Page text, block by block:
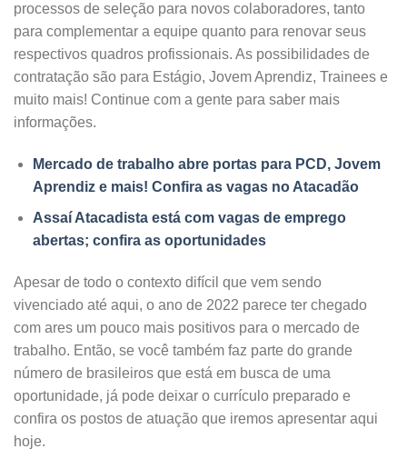
processos de seleção para novos colaboradores, tanto
para complementar a equipe quanto para renovar seus
respectivos quadros profissionais. As possibilidades de
contratação são para Estágio, Jovem Aprendiz, Trainees e
muito mais! Continue com a gente para saber mais
informações.
Mercado de trabalho abre portas para PCD, Jovem
Aprendiz e mais! Confira as vagas no Atacadão
Assaí Atacadista está com vagas de emprego
abertas; confira as oportunidades
Apesar de todo o contexto difícil que vem sendo
vivenciado até aqui, o ano de 2022 parece ter chegado
com ares um pouco mais positivos para o mercado de
trabalho. Então, se você também faz parte do grande
número de brasileiros que está em busca de uma
oportunidade, já pode deixar o currículo preparado e
confira os postos de atuação que iremos apresentar aqui
hoje.